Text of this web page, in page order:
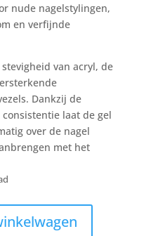
nude nagelstylingen,
en verfijnde
van acryl, de
Dankzij de
laat de gel
over de nagel
met het